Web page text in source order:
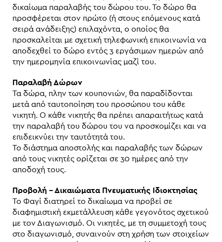
δικαίωμα παραλαβής του δώρου του. Το δώρο θα
προσφέρεται στον πρώτο (ή στους επόμενους κατά
σειρά ανάδειξης) επιλαχόντα, ο οποίος θα
προσκαλείται με σχετική τηλεφωνική επικοινωνία να
αποδεχθεί το δώρο εντός 3 εργάσιμων ημερών από
την ημερομηνία επικοινωνίας μαζί του.
Παραλαβή Δώρων
Τα δώρα, πλην των κουπονιών, θα παραδίδονται
μετά από ταυτοποίηση του προσώπου του κάθε
νικητή. Ο κάθε νικητής θα πρέπει απαραιτήτως κατά
την παραλαβή του δώρου του να προσκομίζει και να
επιδεικνύει την ταυτότητά του.
Το διάστημα αποστολής και παραλαβής των δώρων
από τους νικητές ορίζεται σε 30 ημέρες από την
αποδοχή τους.
Προβολή – Δικαιώματα Πνευματικής Ιδιοκτησίας
Το Φαγί διατηρεί το δικαίωμα να προβεί σε
διαφημιστική εκμετάλλευση κάθε γεγονότος σχετικού
με τον Διαγωνισμό. Οι νικητές, με τη συμμετοχή τους
στο διαγωνισμό, συναινούν στη χρήση των στοιχείων